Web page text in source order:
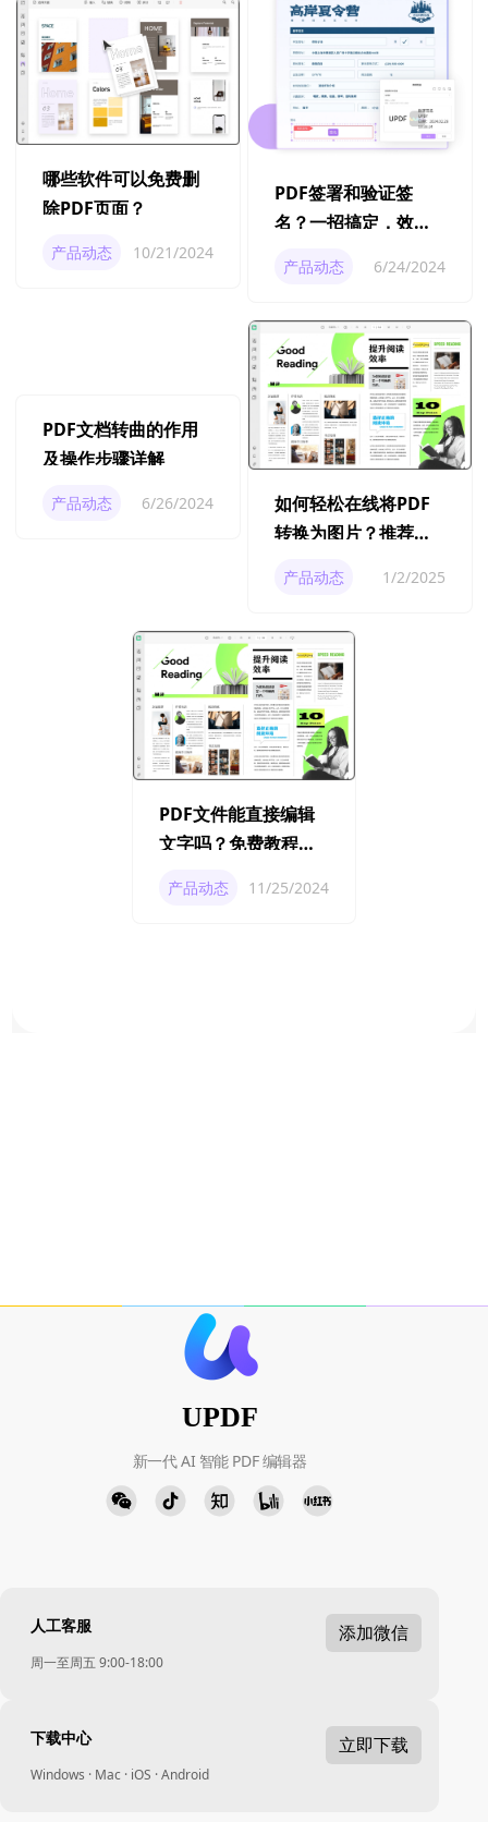
哪些软件可以免费删
除PDF页面？
产品动态 10/21/2024
PDF签署和验证签
名？一招搞定，效率
产品动态 6/24/2024
PDF文档转曲的作用
及操作步骤详解
产品动态 6/26/2024
如何轻松在线将PDF
转换为图片？推荐好
产品动态 1/2/2025
PDF文件能直接编辑
文字吗？免费教程教
产品动态 11/25/2024
UPDF
新一代 AI 智能 PDF 编辑器
人工客服
周一至周五 9:00-18:00
添加微信
下载中心
Windows · Mac · iOS · Android
立即下载